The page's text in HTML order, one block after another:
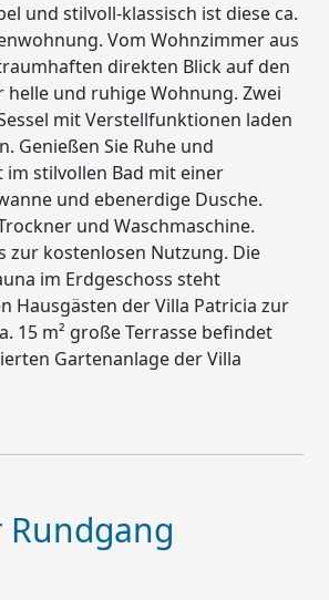
und stilvoll-klassisch ist diese ca.
Vom Wohnzimmer aus
direkten Blick auf den
helle und ruhige Wohnung. Zwei
mit Verstellfunktionen laden
Genießen Sie Ruhe und
stilvollen Bad mit einer
und ebenerdige Dusche.
und Waschmaschine.
zur kostenlosen Nutzung. Die
im Erdgeschoss steht
Hausgästen der Villa Patricia zur
15 m² große Terrasse befindet
Gartenanlage der Villa